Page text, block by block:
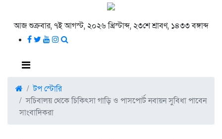
আজ শুক্রবার, ৭ই আগস্ট, ২০২৬ খ্রিস্টাব্দ, ২৩শে শ্রাবণ, ১৪৩৩ বঙ্গাব্দ
টপ স্টোরি
সচিবালয় থেকে চিকিৎসা গাড়ি ও পাসপোর্ট নবায়ন সুবিধা পাবেন
সাংবাদিকরা